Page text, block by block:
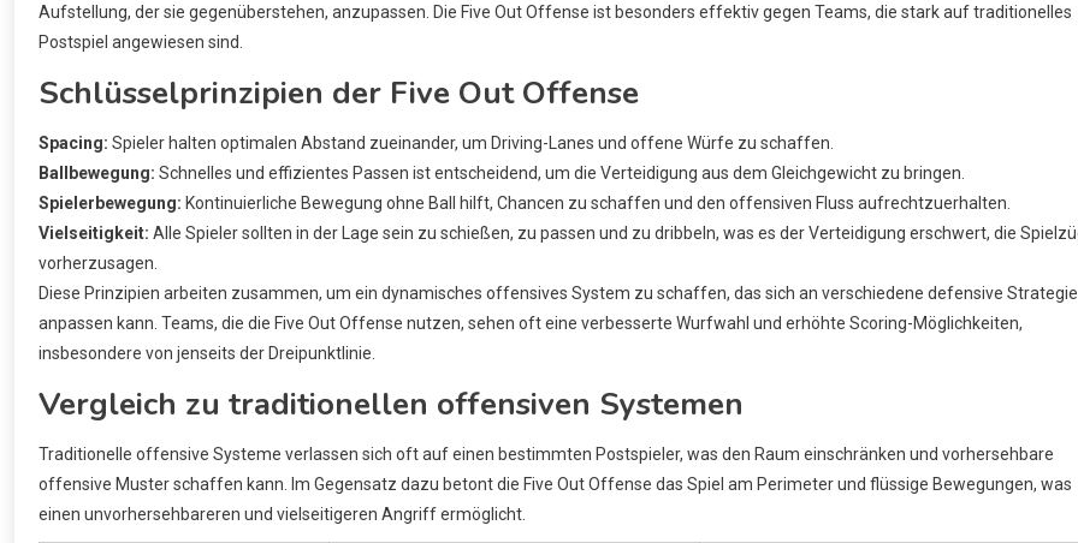
Aufstellung, der sie gegenüberstehen, anzupassen. Die Five Out Offense ist besonders effektiv gegen Teams, die stark auf traditionelles
Postspiel angewiesen sind.
Schlüsselprinzipien der Five Out Offense
Spacing: Spieler halten optimalen Abstand zueinander, um Driving-Lanes und offene Würfe zu schaffen.
Ballbewegung: Schnelles und effizientes Passen ist entscheidend, um die Verteidigung aus dem Gleichgewicht zu bringen.
Spielerbewegung: Kontinuierliche Bewegung ohne Ball hilft, Chancen zu schaffen und den offensiven Fluss aufrechtzuerhalten.
Vielseitigkeit: Alle Spieler sollten in der Lage sein zu schießen, zu passen und zu dribbeln, was es der Verteidigung erschwert, die
vorherzusagen.
Diese Prinzipien arbeiten zusammen, um ein dynamisches offensives System zu schaffen, das sich an verschiedene defensive
anpassen kann. Teams, die die Five Out Offense nutzen, sehen oft eine verbesserte Wurfwahl und erhöhte Scoring-Möglichkeiten,
insbesondere von jenseits der Dreipunktlinie.
Vergleich zu traditionellen offensiven Systemen
Traditionelle offensive Systeme verlassen sich oft auf einen bestimmten Postspieler, was den Raum einschränken und vorhersehbare
offensive Muster schaffen kann. Im Gegensatz dazu betont die Five Out Offense das Spiel am Perimeter und flüssige Bewegungen, was
einen unvorhersehbareren und vielseitigeren Angriff ermöglicht.